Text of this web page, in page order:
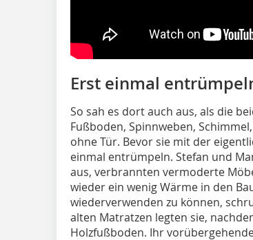
Erst einmal
So sah es dort auch aus, als die
Fußboden, Spinnweben,
ohne Tür. Bevor sie mit der
einmal entrümpeln. Stefan und
aus, verbrannten vermoderte
wieder ein wenig Wärme in den
wiederverwenden zu können,
alten Matratzen legten sie,
Holzfußboden. Ihr